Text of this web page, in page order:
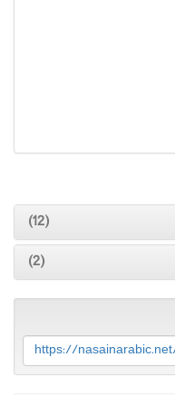
(12)
(2)
https://